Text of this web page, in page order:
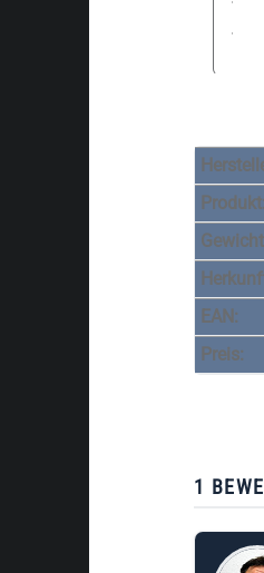
Produkt:
EAN:
Preis:
1